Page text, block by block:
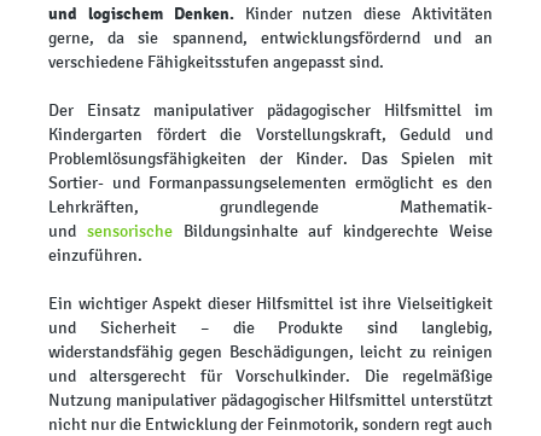
und logischem Denken.Kinder nutzen diese Aktivitäten
gerne, da sie spannend, entwicklungsfördernd und an
verschiedene Fähigkeitsstufen angepasst sind.
Der Einsatz manipulativer pädagogischer Hilfsmittel im
Kindergarten fördert die Vorstellungskraft, Geduld und
Problemlösungsfähigkeiten der Kinder. Das Spielen mit
Sortier- und Formanpassungselementen ermöglicht es den
Lehrkräften, grundlegende Mathematik-
und sensorische Bildungsinhalte auf kindgerechte Weise
einzuführen.
Ein wichtiger Aspekt dieser Hilfsmittel ist ihre Vielseitigkeit
und Sicherheit – die Produkte sind langlebig,
widerstandsfähig gegen Beschädigungen, leicht zu reinigen
und altersgerecht für Vorschulkinder. Die regelmäßige
Nutzung manipulativer pädagogischer Hilfsmittel unterstützt
nicht nur die Entwicklung der Feinmotorik, sondern regt auch